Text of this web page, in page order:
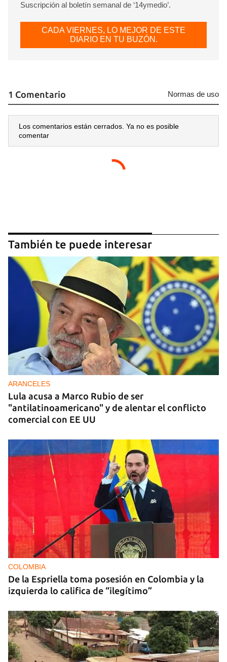
Suscripción al boletín semanal de ‘14ymedio’.
CADA VIERNES, LO MEJOR DE ESTE
DIARIO EN TU BUZÓN.
1 Comentario Normas de uso
Los comentarios están cerrados. Ya no es posible
comentar
También te puede interesar
ARANCELES
Lula acusa a Marco Rubio de ser
"antilatinoamericano" y de alentar el conflicto
comercial con EE UU
COLOMBIA
De la Espriella toma posesión en Colombia y la
izquierda lo califica de “ilegítimo”